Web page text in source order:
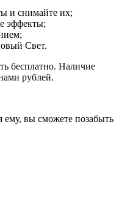
и снимайте их;
эффекты;
Свет.
бесплатно. Наличие
рублей.
ему, вы сможете позабыть